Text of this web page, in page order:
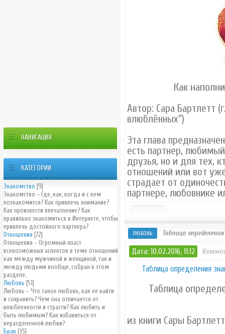
НАВИГАЦИЯ
КАТЕГОРИИ
Знакомство [9]
Знакомство – Где, как, когда и с кем
познакомится? Как привлечь внимание?
Как произвести впечатление? Как
правильно знакомиться в Интернете, чтобы
привлечь достойного партнера?
Отношения [72]
Отношения – Огромный пласт
всевозможных аспектов в теме отношений
как между мужчиной и женщиной, так и
между людьми вообще, собран в этом
разделе.
Любовь [51]
Любовь – Что такое любовь, как ее найти
и сохранить? Чем она отличается от
влюбленности и страсти? Как любить и
быть любимым? Как избавиться от
неразделенной любви?
Брак [35]
Как
Автор: Сара Бартлетт
влюблённых")
Эта глава
есть партнер,
друзья, но и для тех,
отношений или вот
страдает от
партнере, любовнике
ЛЮБОВЬ Таблица
Дата: 10.02.2016, 11:12
Таблица определения
Таблица
из книги Сары